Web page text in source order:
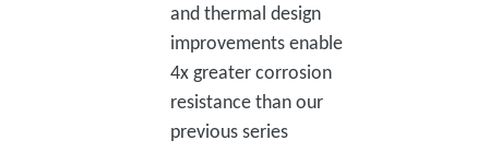
and thermal design
improvements enable
4x greater corrosion
resistance than our
previous series